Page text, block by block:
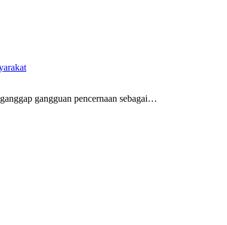
gangguan pencernaan sebagai…